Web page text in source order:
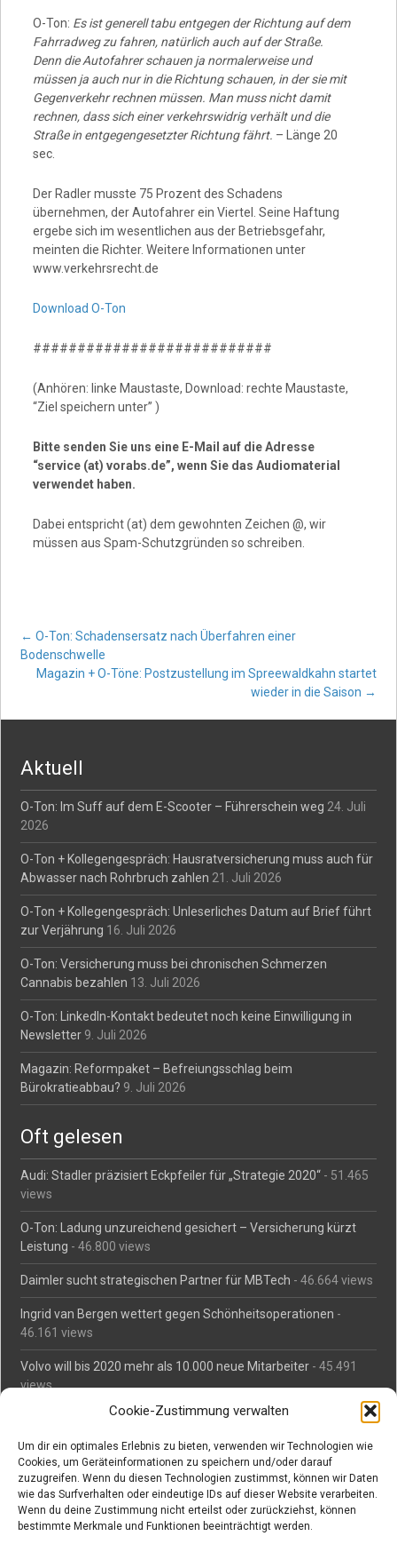
Cookie-Zustimmung verwalten
Um dir ein optimales Erlebnis zu bieten, verwenden wir Technologien wie
Cookies, um Geräteinformationen zu speichern und/oder darauf
zuzugreifen. Wenn du diesen Technologien zustimmst, können wir Daten
wie das Surfverhalten oder eindeutige IDs auf dieser Website verarbeiten.
Wenn du deine Zustimmung nicht erteilst oder zurückziehst, können
bestimmte Merkmale und Funktionen beeinträchtigt werden.
O-Ton: Es ist generell tabu entgegen der Richtung auf dem
Fahrradweg zu fahren, natürlich auch auf der Straße.
Denn die Autofahrer schauen ja normalerweise und
müssen ja auch nur in die Richtung schauen, in der sie mit
Gegenverkehr rechnen müssen. Man muss nicht damit
rechnen, dass sich einer verkehrswidrig verhält und die
Straße in entgegengesetzter Richtung fährt. – Länge 20
sec.
Der Radler musste 75 Prozent des Schadens
übernehmen, der Autofahrer ein Viertel. Seine Haftung
ergebe sich im wesentlichen aus der Betriebsgefahr,
meinten die Richter. Weitere Informationen unter
www.verkehrsrecht.de
Download O-Ton
###########################
(Anhören: linke Maustaste, Download: rechte Maustaste,
“Ziel speichern unter” )
Bitte senden Sie uns eine E-Mail auf die Adresse
“service (at) vorabs.de”, wenn Sie das Audiomaterial
verwendet haben.
Dabei entspricht (at) dem gewohnten Zeichen @, wir
müssen aus Spam-Schutzgründen so schreiben.
Post
navigation
← O-Ton: Schadensersatz nach Überfahren einer
Bodenschwelle
Magazin + O-Töne: Postzustellung im Spreewaldkahn startet
wieder in die Saison →
Aktuell
O-Ton: Im Suff auf dem E-Scooter – Führerschein weg 24. Juli
2026
O-Ton + Kollegengespräch: Hausratversicherung muss auch für
Abwasser nach Rohrbruch zahlen 21. Juli 2026
O-Ton + Kollegengespräch: Unleserliches Datum auf Brief führt
zur Verjährung 16. Juli 2026
O-Ton: Versicherung muss bei chronischen Schmerzen
Cannabis bezahlen 13. Juli 2026
O-Ton: LinkedIn-Kontakt bedeutet noch keine Einwilligung in
Newsletter 9. Juli 2026
Magazin: Reformpaket – Befreiungsschlag beim
Bürokratieabbau? 9. Juli 2026
Oft gelesen
Audi: Stadler präzisiert Eckpfeiler für „Strategie 2020“ - 51.465
views
O-Ton: Ladung unzureichend gesichert – Versicherung kürzt
Leistung - 46.800 views
Daimler sucht strategischen Partner für MBTech - 46.664 views
Ingrid van Bergen wettert gegen Schönheitsoperationen -
46.161 views
Volvo will bis 2020 mehr als 10.000 neue Mitarbeiter - 45.491
views
Mäßiges Interesse an Daimlers MBtech- 44.716 views
O-Ton: Wer muss Schaden für abgedriftete Silvesterraketen
zahlen? - 42.378 views
Kollegengespräch: Urteile zum Grillen- 42.063 views